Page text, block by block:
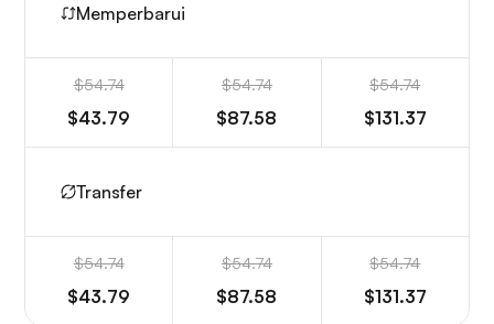
Memperbarui
$54.74
$43.79
$54.74
$87.58
$54.74
$131.37
Transfer
$54.74
$43.79
$54.74
$87.58
$54.74
$131.37